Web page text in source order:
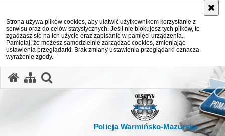
Strona używa plików cookies, aby ułatwić użytkownikom korzystanie z
serwisu oraz do celów statystycznych. Jeśli nie blokujesz tych plików, to
zgadzasz się na ich użycie oraz zapisanie w pamięci urządzenia.
Pamiętaj, że możesz samodzielnie zarządzać cookies, zmieniając
ustawienia przeglądarki. Brak zmiany ustawienia przeglądarki oznacza
wyrażenie zgody.
Policja Warmińsko-Mazurska